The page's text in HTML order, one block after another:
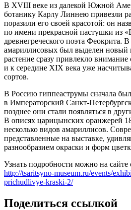
В XVIII веке из далекой Южной
ботанику Карлу Линнею привезли
поразили его своей красотой: он
по имени прекрасной пастушки из
древнегреческого поэта Феокрита.
амариллисовых был выделен новый
растение сразу привлекло внимание
и к середине XIX века уже
сортов.
В Россию гиппеаструмы сначала
в Императорский Санкт-
позднее они стали появляться в
В описях царицынских оранжерей
несколько видов амариллисов.
представленные на выставке,
разнообразием окраски и форм
Узнать подробности можно на сайте
http://tsaritsyno-museum.ru/events/
prichudlivye-kraski-2/
Поделиться ссылкой